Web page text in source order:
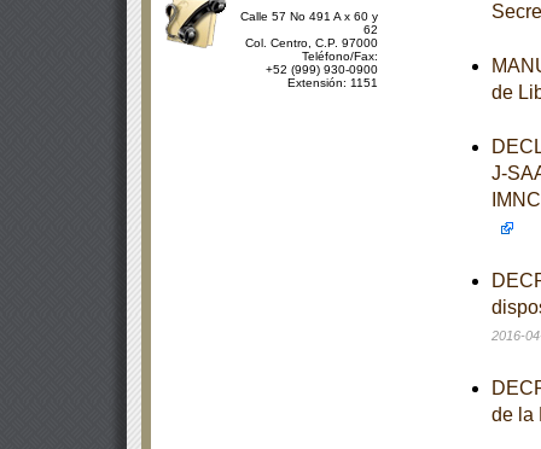
Calle 57 No 491 A x 60 y
62
Col. Centro, C.P. 97000
Teléfono/Fax:
+52 (999) 930-0900
Extensión: 1151
de
J-
2016-
de la